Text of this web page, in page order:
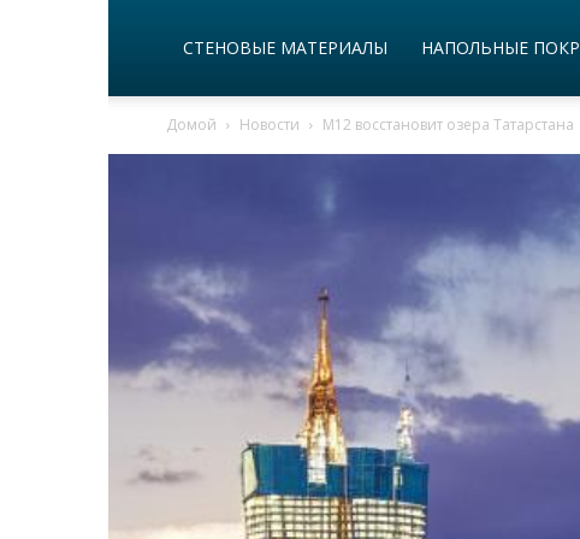
СТЕНОВЫЕ МАТЕРИАЛЫ НАПОЛЬНЫЕ
Домой Новости М12 восстановит озера Татарстана